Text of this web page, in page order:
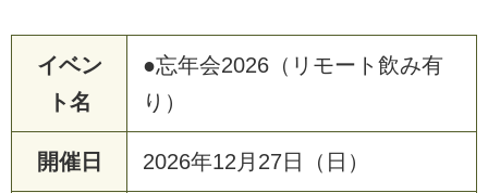
イベン
ト名
●忘年会2026（リモート飲み有
り）
開催日 2026年12月27日（日）